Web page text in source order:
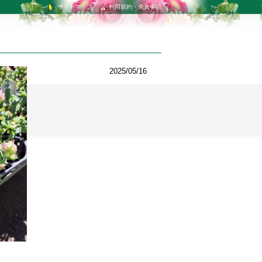
利用規約・免責事項
サイトマップ
2025/05/16